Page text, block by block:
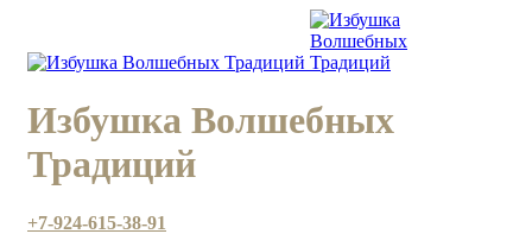
Избушка Волшебных
Традиций
+7-924-615-38-91